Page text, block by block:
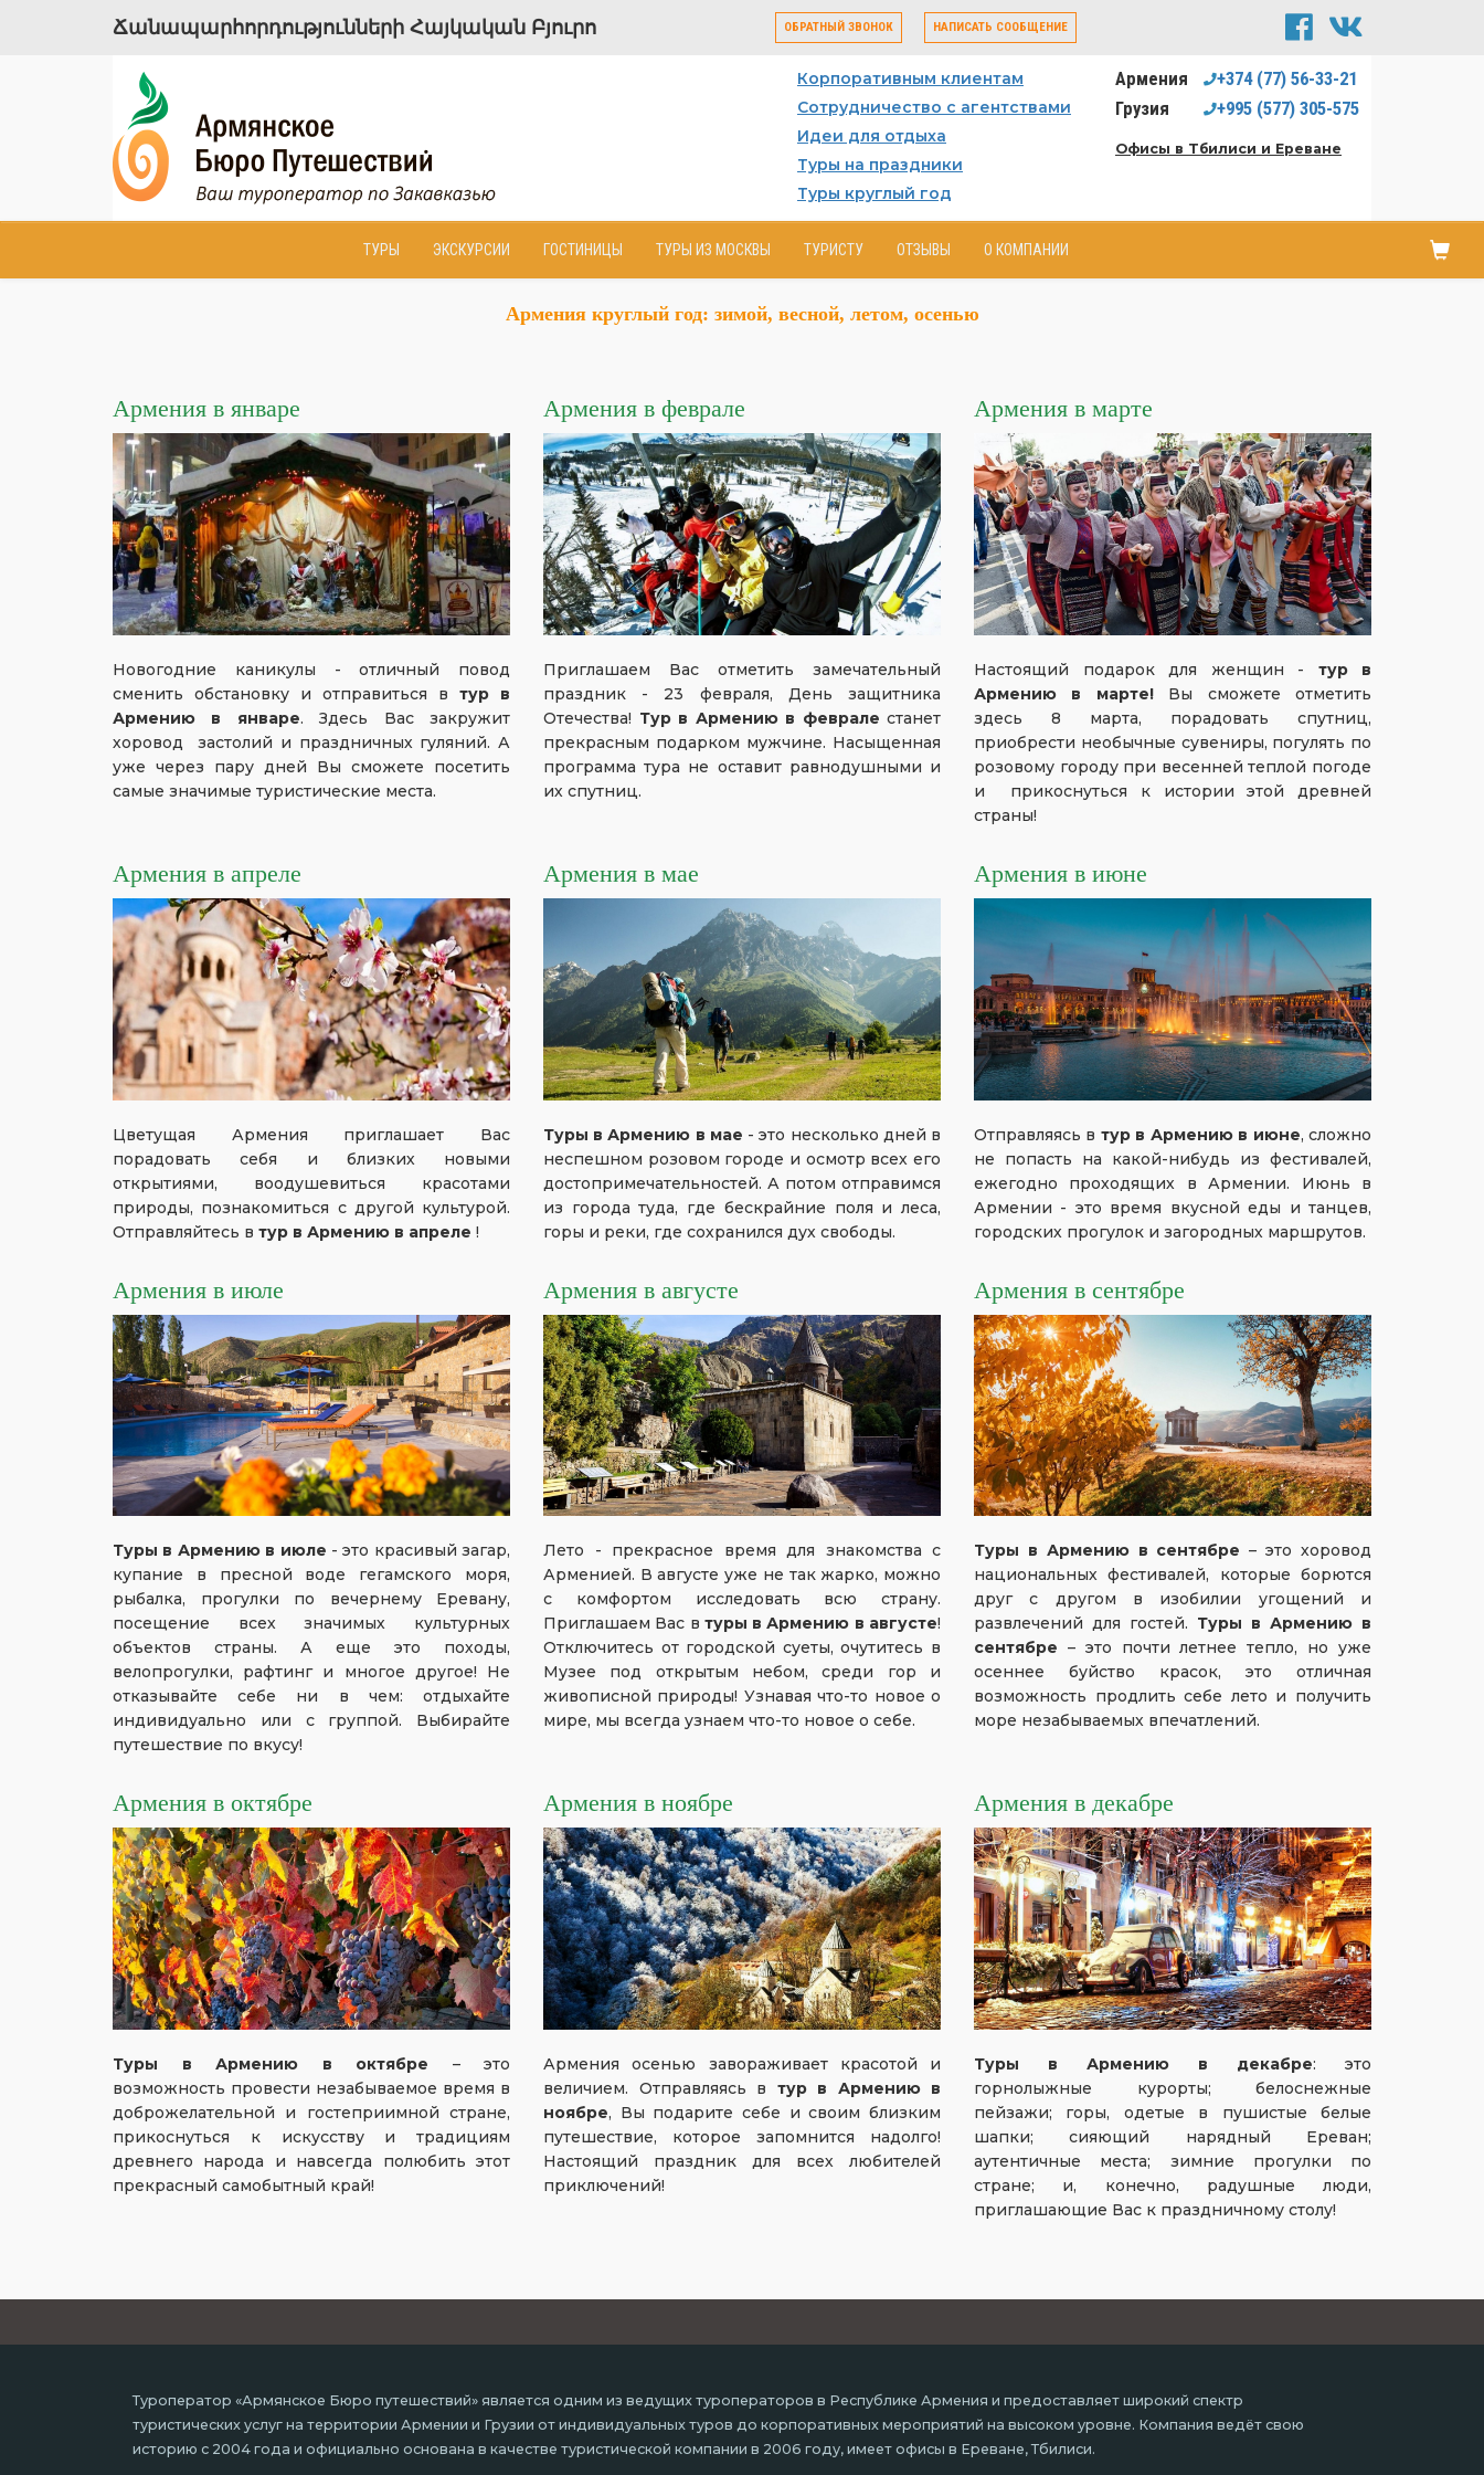
Ճանապարհորդությունների Հայկական Բյուրո ОБРАТНЫЙ ЗВОНОК НАПИСАТЬ СООБЩЕНИЕ
Корпоративным клиентам
Сотрудничество с агентствами
Идеи для отдыха
Туры на праздники
Туры круглый год
Армения +374 (77) 56-33-21
Грузия
+995 (577) 305-575
Офисы в Тбилиси и Ереване
ТУРЫ ЭКСКУРСИИ ГОСТИНИЦЫ ТУРЫ ИЗ МОСКВЫ ТУРИСТУ ОТЗЫВЫ О КОМПАНИИ
Армения круглый год: зимой, весной, летом, осенью
Армения в январе
Новогодние каникулы - отличный повод
сменить обстановку и отправиться в тур в
Армению в январе. Здесь Вас закружит
хоровод застолий и праздничных гуляний. А
уже через пару дней Вы сможете посетить
самые значимые туристические места.
Армения в феврале
Приглашаем Вас отметить замечательный
праздник - 23 февраля, День защитника
Отечества! Тур в Армению в феврале станет
прекрасным подарком мужчине. Насыщенная
программа тура не оставит равнодушными и
их спутниц.
Армения в марте
Настоящий подарок для женщин - тур в
Армению в марте!Вы сможете отметить
здесь 8 марта, порадовать спутниц,
приобрести необычные сувениры, погулять по
розовому городу при весенней теплой погоде
и прикоснуться к истории этой древней
страны!
Армения в апреле
Цветущая Армения приглашает Вас
порадовать себя и близких новыми
открытиями, воодушевиться красотами
природы, познакомиться с другой культурой.
Отправляйтесь в тур в Армению в апреле !
Армения в мае
Туры в Армению в мае - это несколько дней в
неспешном розовом городе и осмотр всех его
достопримечательностей. А потом отправимся
из города туда, где бескрайние поля и леса,
горы и реки, где сохранился дух свободы.
Армения в июне
Отправляясь в тур в Армению в июне, сложно
не попасть на какой-нибудь из фестивалей,
ежегодно проходящих в Армении. Июнь в
Армении - это время вкусной еды и танцев,
городских прогулок и загородных маршрутов.
Армения в июле
Туры в Армению в июле - это красивый загар,
купание в пресной воде гегамского моря,
рыбалка, прогулки по вечернему Еревану,
посещение всех значимых культурных
объектов страны. А еще это походы,
велопрогулки, рафтинг и многое другое! Не
отказывайте себе ни в чем: отдыхайте
индивидуально или с группой. Выбирайте
путешествие по вкусу!
Армения в августе
Лето - прекрасное время для знакомства с
Арменией. В августе уже не так жарко, можно
с комфортом исследовать всю страну.
Приглашаем Вас в туры в Армению в августе!
Отключитесь от городской суеты, очутитесь в
Музее под открытым небом, среди гор и
живописной природы! Узнавая что-то новое о
мире, мы всегда узнаем что-то новое о себе.
Армения в сентябре
Туры в Армению в сентябре – это хоровод
национальных фестивалей, которые борются
друг с другом в изобилии угощений и
развлечений для гостей. Туры в Армению в
сентябре – это почти летнее тепло, но уже
осеннее буйство красок, это отличная
возможность продлить себе лето и получить
море незабываемых впечатлений.
Армения в октябре
Туры в Армению в октябре – это
возможность провести незабываемое время в
доброжелательной и гостеприимной стране,
прикоснуться к искусству и традициям
древнего народа и навсегда полюбить этот
прекрасный самобытный край!
Армения в ноябре
Армения осенью
завораживает красотой и
величием. Отправляясь в тур в Армению в
ноябре, Вы подарите себе и своим близким
путешествие, которое запомнится надолго!
Настоящий праздник для всех любителей
приключений!
Армения в декабре
Туры в Армению в декабре: это
горнолыжные курорты; белоснежные
пейзажи; горы, одетые в пушистые белые
шапки; сияющий нарядный Ереван;
аутентичные места; зимние прогулки по
стране; и, конечно, радушные люди,
приглашающие Вас к праздничному столу!
Туроператор «Армянское Бюро путешествий» является одним из ведущих туроператоров в Республике Армения и предоставляет широкий спектр
туристических услуг на территории Армении и Грузии от индивидуальных туров до корпоративных мероприятий на высоком уровне. Компания ведёт свою
историю с 2004 года и официально основана в качестве туристической компании в 2006 году, имеет офисы в Ереване, Тбилиси.